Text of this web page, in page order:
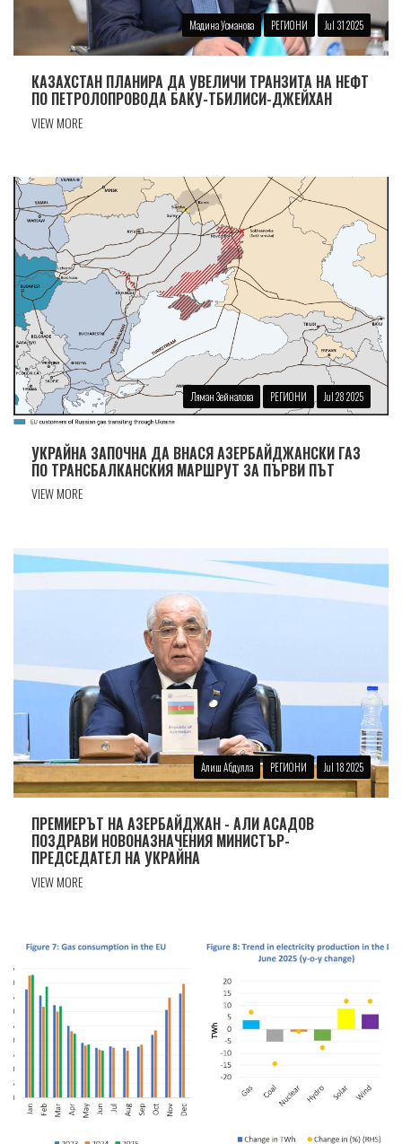
Мадина Усманова РЕГИОНИ Jul 31 2025
КАЗАХСТАН ПЛАНИРА ДА УВЕЛИЧИ ТРАНЗИТА НА НЕФТ
ПО ПЕТРОЛОПРОВОДА БАКУ-ТБИЛИСИ-ДЖЕЙХАН
VIEW MORE
Ляман Зейналова РЕГИОНИ Jul 28 2025
УКРАЙНА ЗАПОЧНА ДА ВНАСЯ АЗЕРБАЙДЖАНСКИ ГАЗ
ПО ТРАНСБАЛКАНСКИЯ МАРШРУТ ЗА ПЪРВИ ПЪТ
VIEW MORE
Алиш Абдулла РЕГИОНИ Jul 18 2025
ПРЕМИЕРЪТ НА АЗЕРБАЙДЖАН - АЛИ АСАДОВ
ПОЗДРАВИ НОВОНАЗНАЧЕНИЯ МИНИСТЪР-
ПРЕДСЕДАТЕЛ НА УКРАЙНА
VIEW MORE